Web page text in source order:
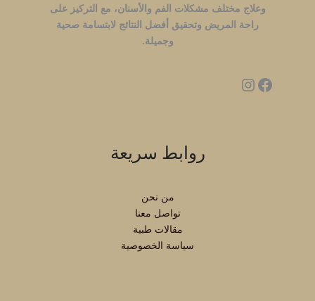
وعلاج مختلف مشكلات الفم والأسنان، مع التركيز على
راحة المريض وتحقيق أفضل النتائج لابتسامة صحية
وجميلة.
روابط سريعة
من نحن
تواصل معنا
مقالات طبية
سياسة الخصوصية